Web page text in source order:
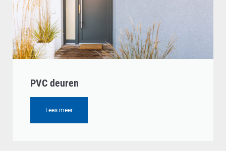
PVC deuren
Lees meer